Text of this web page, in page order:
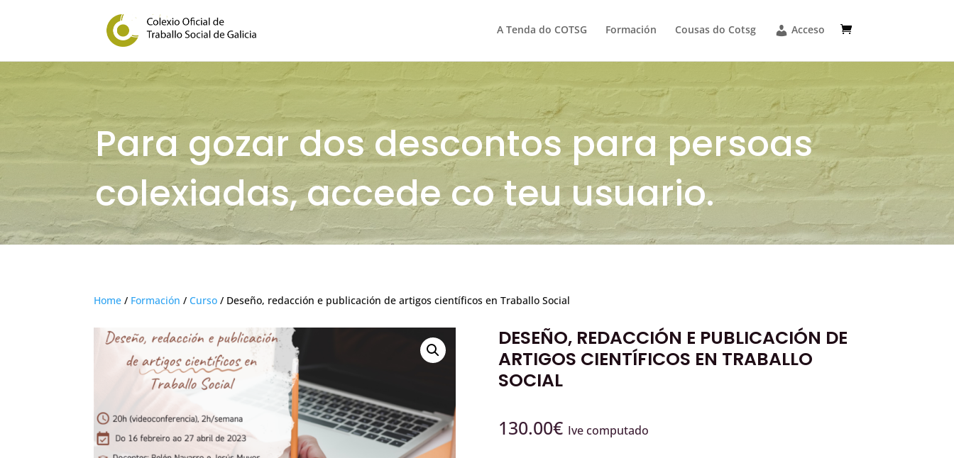
A Tenda do COTSG Formación Cousas do Cotsg Acceso
Para gozar dos descontos para persoas
colexiadas, accede co teu usuario.
Home / Formación / Curso / Deseño, redacción e publicación de artigos científicos en Traballo Social
DESEÑO, REDACCIÓN E PUBLICACIÓN DE
ARTIGOS CIENTÍFICOS EN TRABALLO
SOCIAL
130.00€ Ive computado